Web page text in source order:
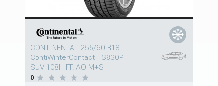
CONTINENTAL 255/60 R18
ContiWinterContact TS830P
SUV 108H FR AO M+S
0